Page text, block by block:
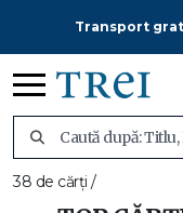
Transport
38 de cărți /